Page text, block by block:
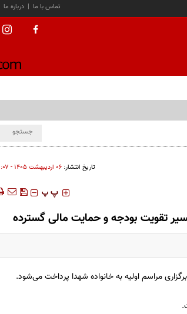
درباره ما | تماس با ما
تاریخ انتشار: ۰۶ ارديبهشت ۱۴۰۵ - ۱۵:۰۷
‍‍‍ پ پ
تقویت بودجه و حمایت مالی گسترده
مراسم اولیه به خانواده شهدا پرداخت می‌شود.